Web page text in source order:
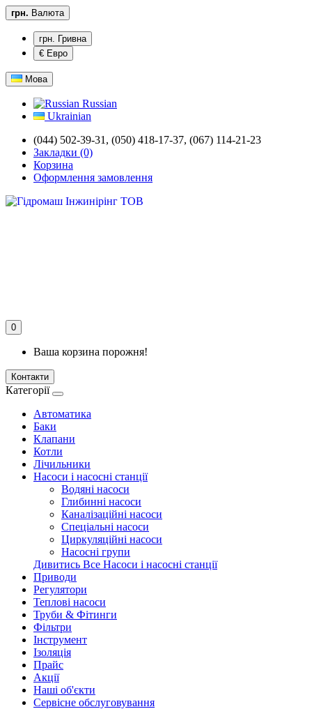
грн. Валюта
грн. Гривна
€ Евро
Мова
Russian
Ukrainian
(044) 502-39-31, (050) 418-17-37, (067) 114-21-23
Закладки (0)
Корзина
Оформлення замовлення
0
Ваша корзина порожня!
Контакти
Категорії
Автоматика
Баки
Клапани
Котли
Лічильники
Насоси і насосні станції
Водяні насоси
Глибинні насоси
Каналізаційні насоси
Спеціальні насоси
Циркуляційні насоси
Насосні групи
Дивитись Все Насоси і насосні станції
Приводи
Регулятори
Теплові насоси
Труби & Фітинги
Фільтри
Інструмент
Ізоляція
Прайс
Акції
Наші об'єкти
Сервісне обслуговування